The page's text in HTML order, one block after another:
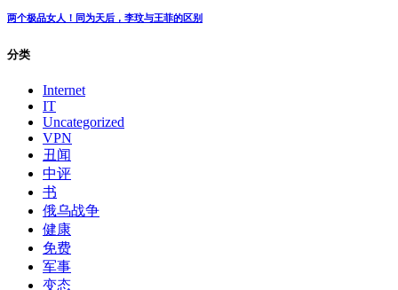
两个极品女人！同为天后，李玟与王菲的区别
分类
Internet
IT
Uncategorized
VPN
丑闻
中评
书
俄乌战争
健康
免费
军事
变态